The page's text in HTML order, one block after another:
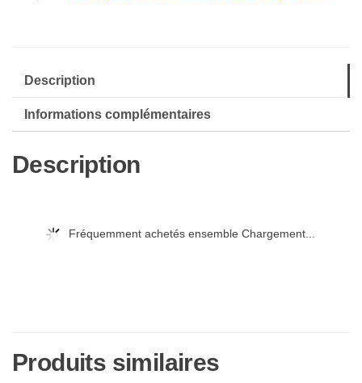
Description
Informations complémentaires
Description
Fréquemment achetés ensemble Chargement...
Produits similaires